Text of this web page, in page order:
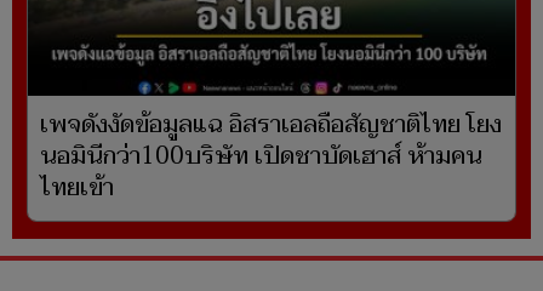
เพจดังงัดข้อมูลแฉ อิสราเอลถือสัญชาติไทย โยง
นอมินีกว่า100บริษัท เปิดชาบัดเฮาส์ ห้ามคน
ไทยเข้า